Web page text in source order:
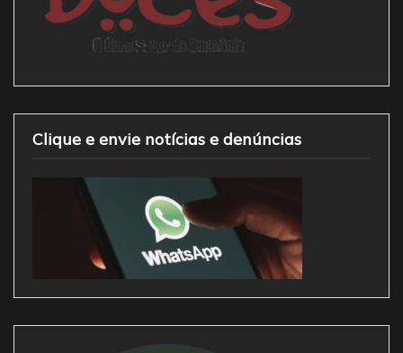
Clique e envie notícias e denúncias